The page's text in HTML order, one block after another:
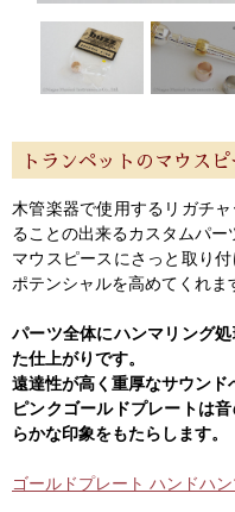
トランペットのマウス
木管楽器で使用するリガチ
ることの出来るカスタムパー
マウスピースにさっと取り
ポテンシャルを高めてくれま
パーツ全体にハンマリング
た仕上がりです。
遠達性が高く重厚なサウンド
ピンクゴールドプレートは
らかな印象をもたらします。
ゴールドプレート ハンドハ